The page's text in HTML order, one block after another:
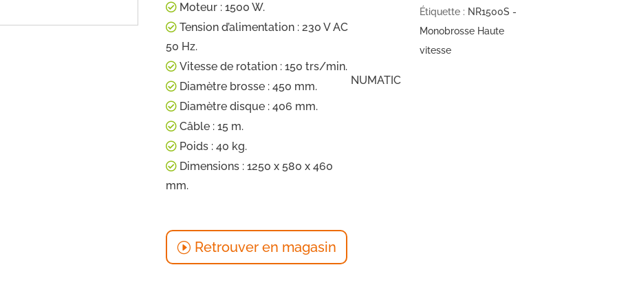
Moteur : 1500 W.
Tension d’alimentation : 230 V AC
50 Hz.
Vitesse de rotation : 150 trs/min.
Diamètre brosse : 450 mm.
Diamètre disque : 406 mm.
Câble : 15 m.
Poids : 40 kg.
Dimensions : 1250 x 580 x 460
mm.
Retrouver en magasin
Étiquette : NR1500S -
Monobrosse Haute
vitesse
NUMATIC